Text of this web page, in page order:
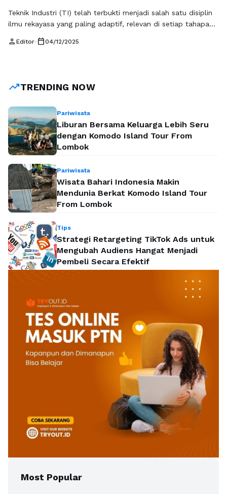
Teknik Industri (TI) telah terbukti menjadi salah satu disiplin
ilmu rekayasa yang paling adaptif, relevan di setiap tahapan
Memilih Teknik Industri S1 menjamin Anda memiliki keahlian
Baca Selengkapnya
person Editor• calendar_today04/12/2025
trending_upTRENDING NOW
Pariwisata
Liburan Bersama Keluarga Lebih Seru
dengan Komodo Island Tour From
Lombok
Pariwisata
Wisata Bahari Indonesia Makin
Mendunia Berkat Komodo Island Tour
From Lombok
Tips
Strategi Retargeting TikTok Ads untuk
Mengubah Audiens Hangat Menjadi
Pembeli Secara Efektif
Most Popular